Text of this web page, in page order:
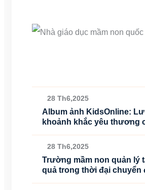
28 Th6,2025
Album ảnh KidsOnline:
khoảnh khắc yêu thương
28 Th6,2025
Trường mầm non quản lý
quả trong thời đại chuyển